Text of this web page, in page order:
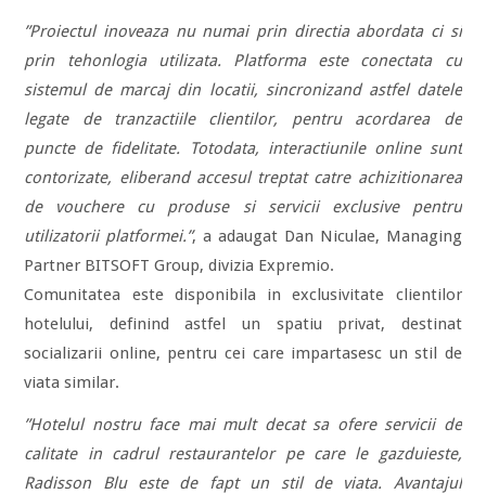
”Proiectul inoveaza nu numai prin directia abordata ci si
prin tehonlogia utilizata. Platforma este conectata cu
sistemul de marcaj din locatii, sincronizand astfel datele
legate de tranzactiile clientilor, pentru acordarea de
puncte de fidelitate. Totodata, interactiunile online sunt
contorizate, eliberand accesul treptat catre achizitionarea
de vouchere cu produse si servicii exclusive pentru
utilizatorii platformei.”, a adaugat Dan Niculae, Managing
Partner BITSOFT Group, divizia Expremio.
Comunitatea este disponibila in exclusivitate clientilor
hotelului, definind astfel un spatiu privat, destinat
socializarii online, pentru cei care impartasesc un stil de
viata similar.
”Hotelul nostru face mai mult decat sa ofere servicii de
calitate in cadrul restaurantelor pe care le gazduieste,
Radisson Blu este de fapt un stil de viata. Avantajul